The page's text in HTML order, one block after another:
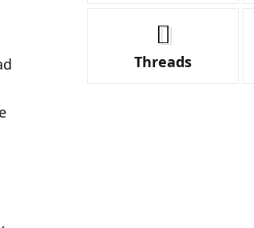
Threads